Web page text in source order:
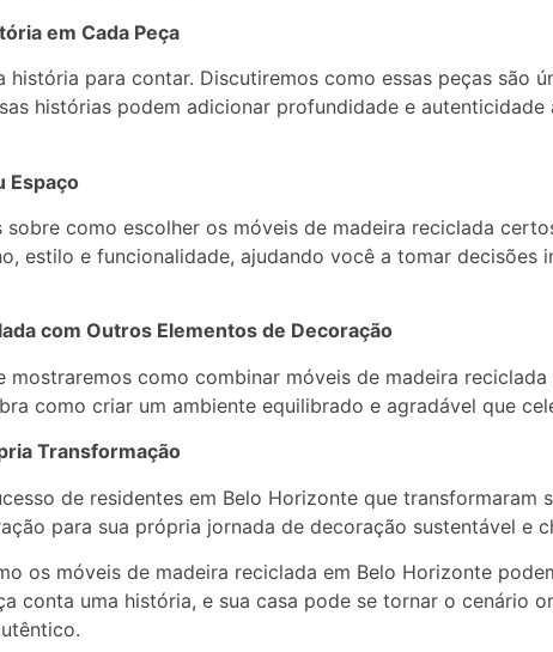
em Cada Peça
para contar. Discutiremos como essas peças são
histórias podem adicionar profundidade e
Espaço
como escolher os móveis de madeira reciclada
estilo e funcionalidade, ajudando você a tomar decisões
com Outros Elementos de Decoração
mostraremos como combinar móveis de madeira
como criar um ambiente equilibrado e agradável que
Transformação
de residentes em Belo Horizonte que transformaram
para sua própria jornada de decoração sustentável e
os móveis de madeira reciclada em Belo Horizonte
conta uma história, e sua casa pode se tornar o cenário